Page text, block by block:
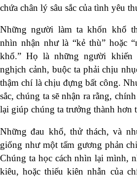
chứa chân lý sâu sắc của tình yêu
Những người làm ta khốn khổ
nhìn nhận như là “kẻ thù” hoặc
khổ.” Họ là những người
nghịch cảnh, buộc ta phải chịu
thậm chí là chịu đựng bất công.
sắc, chúng ta sẽ nhận ra rằng,
lại giúp chúng ta trưởng thành hơn
Những đau khổ, thử thách, và
giống như một tấm gương phản
Chúng ta học cách nhìn lại mình,
kiêu, hoặc thiếu kiên nhẫn của